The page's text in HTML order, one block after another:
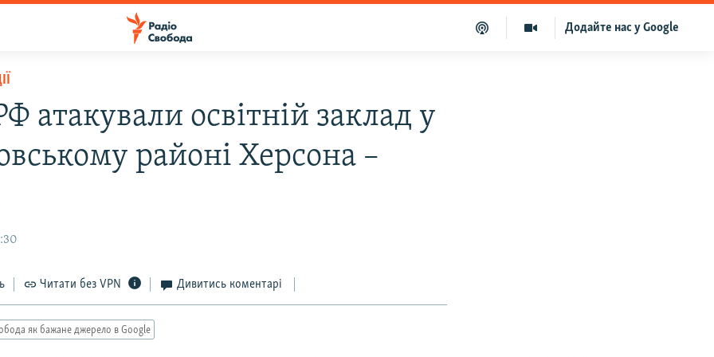
Додайте нас у Google
атакували освітній заклад у
районі Херсона –
Читати без VPN Дивитись коментарі
як бажане джерело в Google